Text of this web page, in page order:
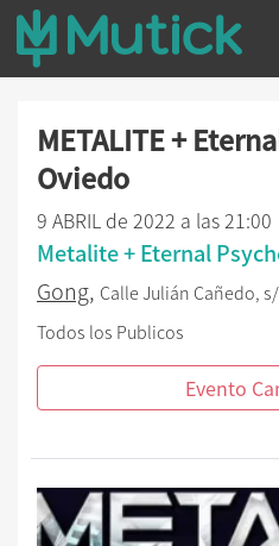
METALITE +
Oviedo
9 ABRIL de 2022 a las 21:00
Metalite + Eternal
Gong, Calle Julián Cañedo,
Todos los Publicos
Evento